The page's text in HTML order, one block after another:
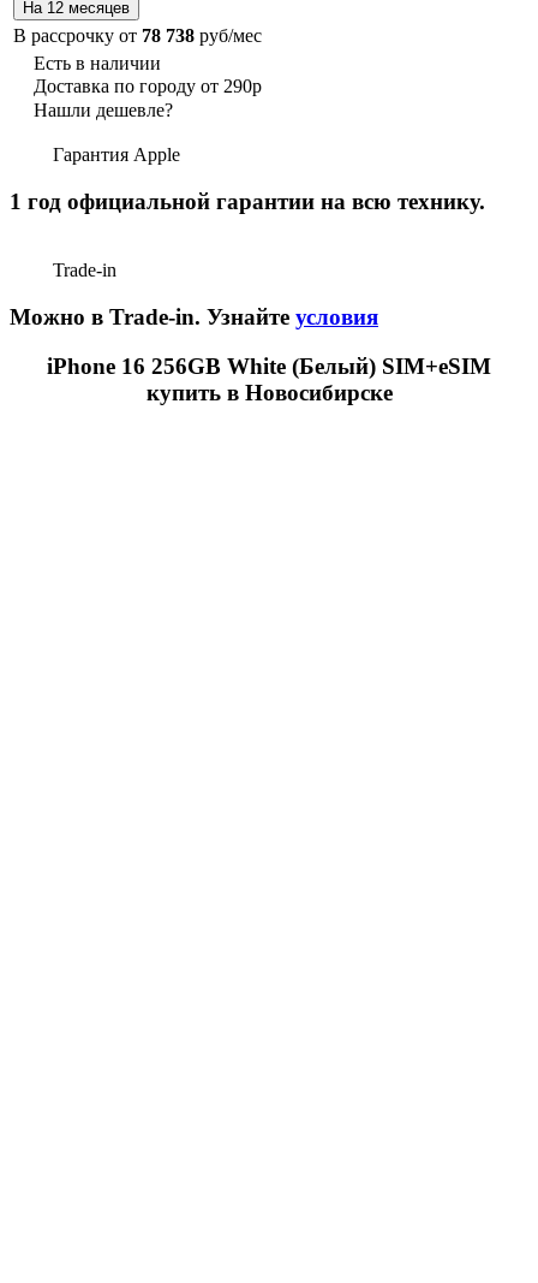
В рассрочку от 78 738 руб/мес
Есть в наличии
Доставка по городу от 290р
Нашли дешевле?
Гарантия Apple
1 год официальной гарантии на всю технику.
Trade-in
Можно в Trade-in. Узнайте условия
iPhone 16 256GB White (Белый) SIM+eSIM
купить в Новосибирске